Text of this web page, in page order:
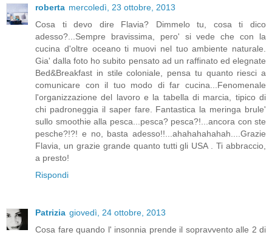
roberta mercoledì, 23 ottobre, 2013
Cosa ti devo dire Flavia? Dimmelo tu, cosa ti dico
adesso?...Sempre bravissima, pero' si vede che con la
cucina d'oltre oceano ti muovi nel tuo ambiente naturale.
Gia' dalla foto ho subito pensato ad un raffinato ed elegnate
Bed&Breakfast in stile coloniale, pensa tu quanto riesci a
comunicare con il tuo modo di far cucina...Fenomenale
l'organizzazione del lavoro e la tabella di marcia, tipico di
chi padroneggia il saper fare. Fantastica la meringa brule'
sullo smoothie alla pesca...pesca? pesca?!...ancora con ste
pesche?!?! e no, basta adesso!!...ahahahahahah....Grazie
Flavia, un grazie grande quanto tutti gli USA . Ti abbraccio,
a presto!
Rispondi
Patrizia giovedì, 24 ottobre, 2013
Cosa fare quando l' insonnia prende il sopravvento alle 2 di